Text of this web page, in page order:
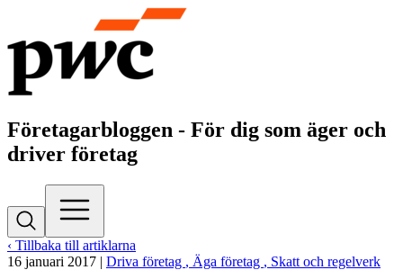
Företagarbloggen - För dig som äger och
driver företag
‹ Tillbaka till artiklarna
16 januari 2017 | Driva företag , Äga företag , Skatt och regelverk